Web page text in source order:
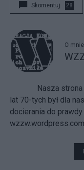
Skomentuj 28
O mnie
Nasza strona
lat 70-tych był dla
docierania do
wzzw.wordpress.com